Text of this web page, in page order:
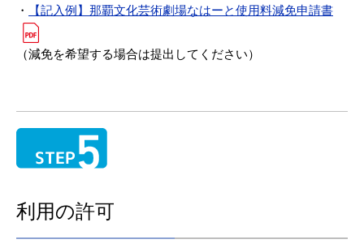
・
【記入例】那覇文化芸術劇場なはーと使用料減免申請書
（減免を希望する場合は提出してください）
利用の許可